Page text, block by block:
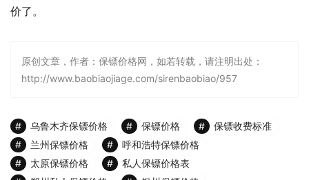
价了。
原创文章，作者：保镖价格网，如若转载，请注明出处：
http://www.baobiaojiage.com/sirenbaobiao/957
乌鲁木齐保镖价格 保镖价格
保镖收费标准
兰州保镖价格
呼和浩特保镖价格
太原保镖价格
私人保镖价格表